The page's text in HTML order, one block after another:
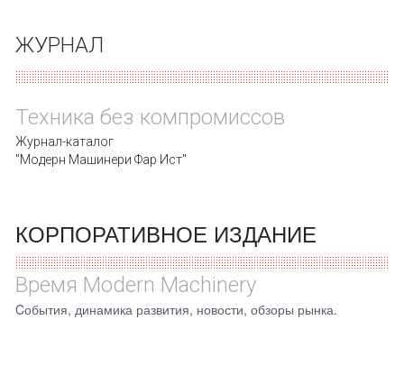
ЖУРНАЛ
Техника без компромиссов
Журнал-каталог
"Модерн Машинери Фар Ист"
КОРПОРАТИВНОЕ ИЗДАНИЕ
Время Modern Machinery
Cобытия, динамика развития, новости, обзоры рынка.